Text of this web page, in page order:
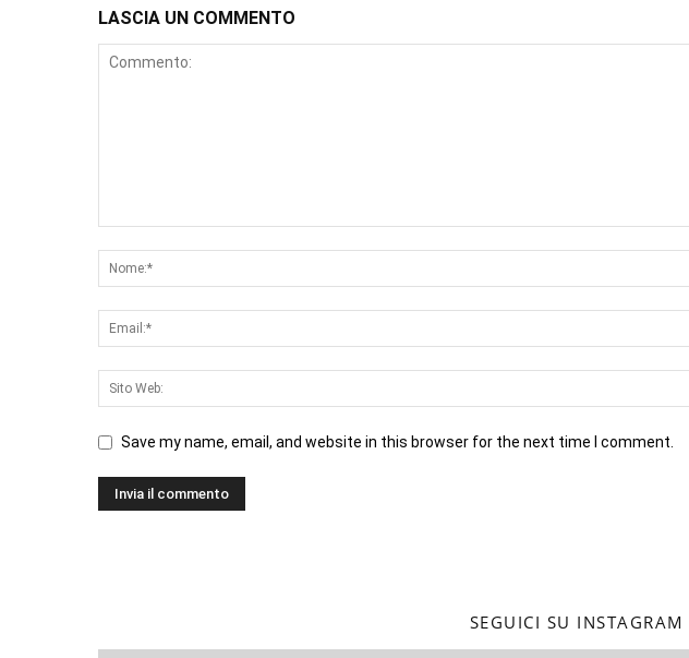
LASCIA UN COMMENTO
Save my name, email, and website in this browser for the next time I comment.
SEGUICI SU INSTAGRAM